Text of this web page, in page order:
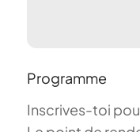
Programme
Inscrives-toi